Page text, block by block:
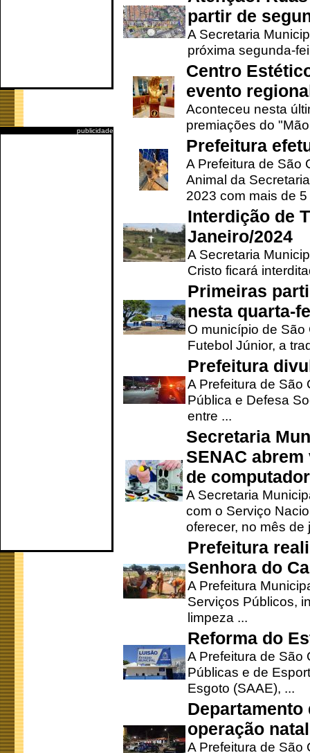
publicidade
partir de
A Secretaria
próxima segunda-
Centro
evento
Aconteceu nesta
premiações do
Prefeitura
A Prefeitura de São
Animal da
2023 com mais de 5
Interdição de
Janeiro/2024
A Secretaria
Cristo ficará
Primeiras
nesta quarta-
O município de
Futebol Júnior, a
Prefeitura
A Prefeitura de São
Pública e Defesa
entre ...
Secretaria
SENAC
de
A Secretaria
com o Serviço
oferecer, no mês de
Prefeitura
Senhora do
A Prefeitura
Serviços Públicos,
limpeza ...
Reforma do
A Prefeitura de São
Públicas e de
Esgoto (SAAE), ...
operação
A Prefeitura de São